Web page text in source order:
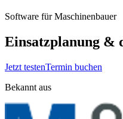
Software für Maschinenbauer
Einsatzplanung &
Jetzt testenTermin buchen
Bekannt aus